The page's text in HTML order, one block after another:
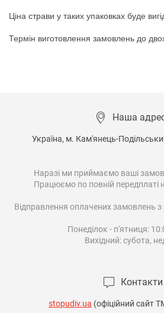
Ціна страви у таких упаковках буде
Термін виготовлення замовлень до
Наша
Україна, м. Кам'янець-
Наразі ми приймаємо ваші
Працюємо по повній передплаті
Відправлення оплачених замовлень
Понеділок - п'ятниця:
Вихідний: субота,
Контакти
stopudiv.ua (офіційний сайт